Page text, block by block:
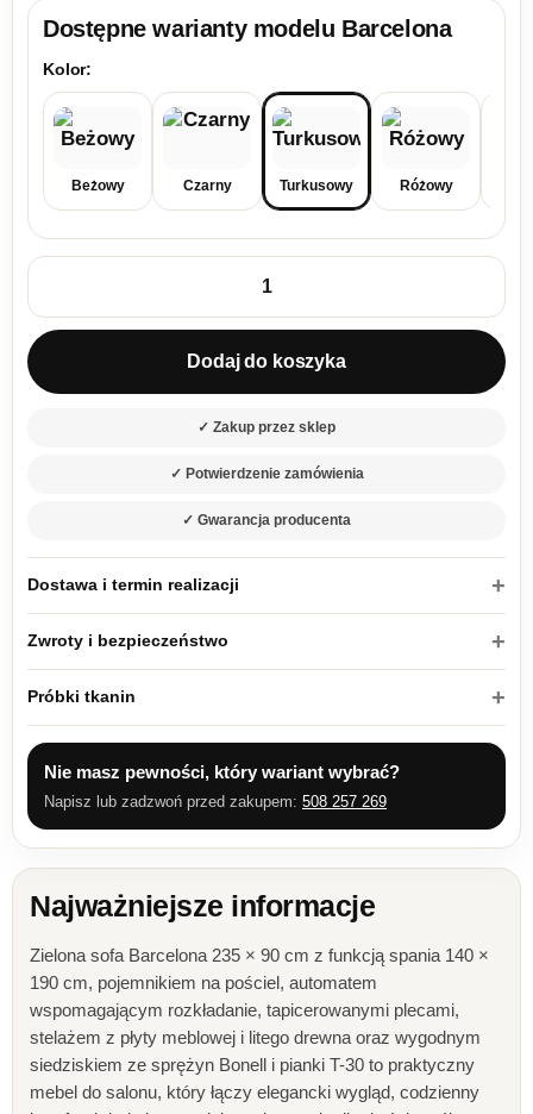
Dostępne warianty modelu Barcelona
Kolor:
Beżowy Czarny Turkusowy Różowy
ilość Kanapa z funkcją spania Barcelona z pojemnikiem na
Dodaj do koszyka
✓ Zakup przez sklep
✓ Potwierdzenie zamówienia
✓ Gwarancja producenta
Dostawa i termin realizacji
Zwroty i bezpieczeństwo
Próbki tkanin
Nie masz pewności, który wariant wybrać?
Napisz lub zadzwoń przed zakupem: 508 257 269
Najważniejsze informacje
Zielona sofa Barcelona 235 × 90 cm z funkcją spania 140 ×
190 cm, pojemnikiem na pościel, automatem
wspomagającym rozkładanie, tapicerowanymi plecami,
stelażem z płyty meblowej i litego drewna oraz wygodnym
siedziskiem ze sprężyn Bonell i pianki T-30 to praktyczny
mebel do salonu, który łączy elegancki wygląd, codzienny